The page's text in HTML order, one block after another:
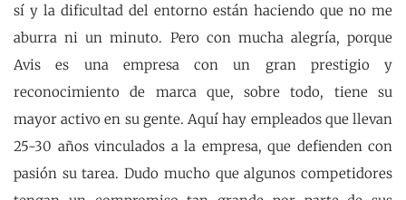
sí y la dificultad del entorno están haciendo que no me
aburra ni un minuto. Pero con mucha alegría, porque
Avis es una empresa con un gran prestigio y
reconocimiento de marca que, sobre todo, tiene su
mayor activo en su gente. Aquí hay empleados que llevan
25-30 años vinculados a la empresa, que defienden con
pasión su tarea. Dudo mucho que algunos competidores